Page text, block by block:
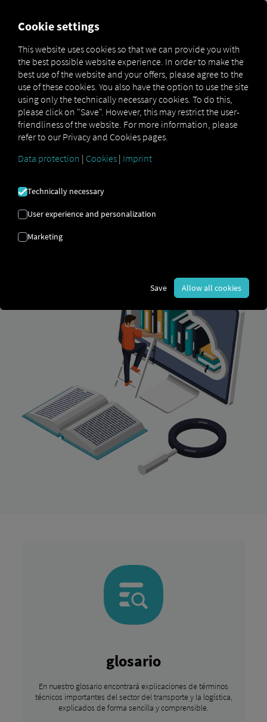
CONOCIMIENTO
EXPERTO
¡Bienvenido a nuestra página de conocimiento
el máximo provecho de nuestras soluciones:
testimonios de usuarios, artículos de blog y un
glosario completo. Descubra
valiososconsejosy asesoramiento experto
glosario
En nuestro glosario encontrará explicaciones de términos
técnicos importantes del sector del transporte y la logística,
explicados de forma sencilla y comprensible.
Cookie settings
This website uses cookies so that we can provide you with
the best possible website experience. In order to make the
best use of the website and your offers, please agree to the
use of these cookies. You also have the option to use the site
using only the technically necessary cookies. To do this,
please click on "Save". However, this may restrict the user-
friendliness of the website. For more information, please
refer to our Privacy and Cookies pages.
Data protection | Cookies | Imprint
Technically necessary
User experience and personalization
Marketing
Save Allow all cookies